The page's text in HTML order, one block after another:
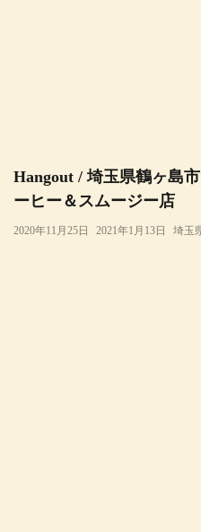
Hangout / 埼玉県鶴ヶ島
ーヒー＆スムージー店
2020年11月25日 2021年1月13日 埼玉